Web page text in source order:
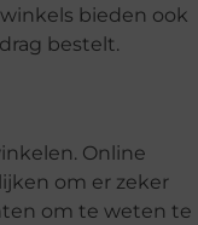
bieden ook
bestelt.
Online
om er zeker
om te weten te